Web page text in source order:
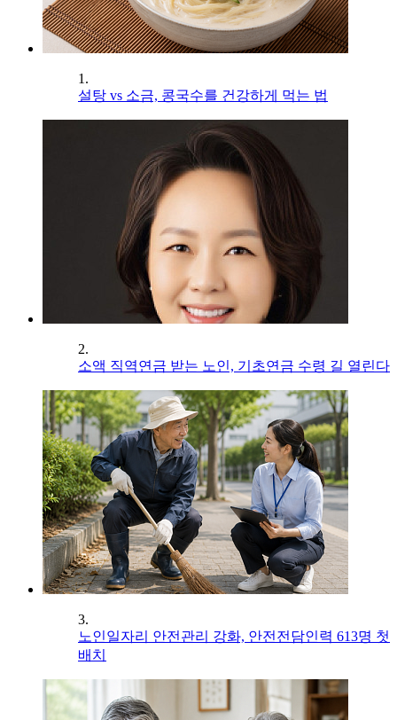
1.
설탕 vs 소금, 콩국수를 건강하게 먹는 법
2.
소액 직역연금 받는 노인, 기초연금 수령 길 열린다
3.
노인일자리 안전관리 강화, 안전전담인력 613명 첫
배치